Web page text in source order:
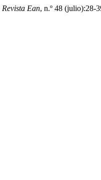
Revista Ean, n.º 48 (julio):28-